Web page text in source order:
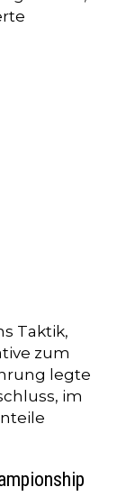
Taktik,
zum
legte
im